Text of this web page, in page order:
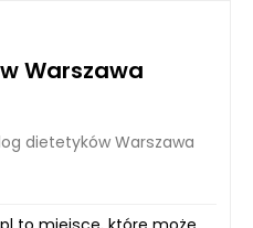
Warszawa
dietetyków Warszawa